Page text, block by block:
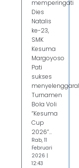
memperingati
Dies
Natalis
ke-23,
SMK
Kesuma
Margoyoso
Pati
sukses
Turnamen
Bola Voli
“Kesuma
Cup
2026”...
Rab, 11
Februari
2026 |
12:43